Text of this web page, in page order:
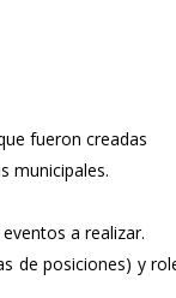
fueron creadas
municipales.
a realizar.
de posiciones) y